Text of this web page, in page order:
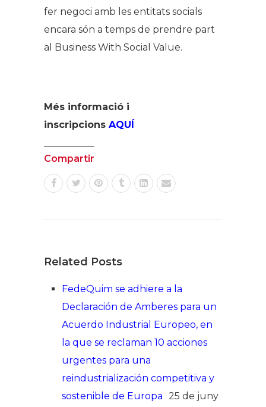
fer negoci amb les entitats socials
encara són a temps de prendre part
al Business With Social Value.
Més informació i
inscripcions AQUÍ
Compartir
Related Posts
FedeQuim se adhiere a la
Declaración de Amberes para un
Acuerdo Industrial Europeo, en
la que se reclaman 10 acciones
urgentes para una
reindustrialización competitiva y
sostenible de Europa 25 de juny